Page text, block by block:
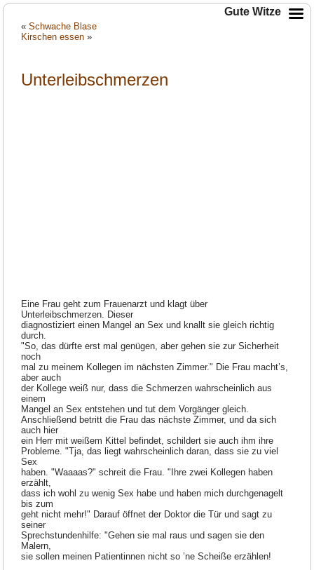
«Schwache Blase
Kirschen essen »
Unterleibschmerzen
Eine Frau geht zum Frauenarzt und klagt über
Unterleibschmerzen. Dieser
diagnostiziert einen Mangel an Sex und knallt sie gleich richtig
durch.
"So, das dürfte erst mal genügen, aber gehen sie zur Sicherheit
noch
mal zu meinem Kollegen im nächsten Zimmer." Die Frau macht’s,
aber auch
der Kollege weiß nur, dass die Schmerzen wahrscheinlich aus
einem
Mangel an Sex entstehen und tut dem Vorgänger gleich.
Anschließend betritt die Frau das nächste Zimmer, und da sich
auch hier
ein Herr mit weißem Kittel befindet, schildert sie auch ihm ihre
Probleme. "Tja, das liegt wahrscheinlich daran, dass sie zu viel
Sex
haben. "Waaaas?" schreit die Frau. "Ihre zwei Kollegen haben
erzählt,
dass ich wohl zu wenig Sex habe und haben mich durchgenagelt
bis zum
geht nicht mehr!" Darauf öffnet der Doktor die Tür und sagt zu
seiner
Sprechstundenhilfe: "Gehen sie mal raus und sagen sie den
Malern,
sie sollen meinen Patientinnen nicht so ’ne Scheiße erzählen!
Gute Witze